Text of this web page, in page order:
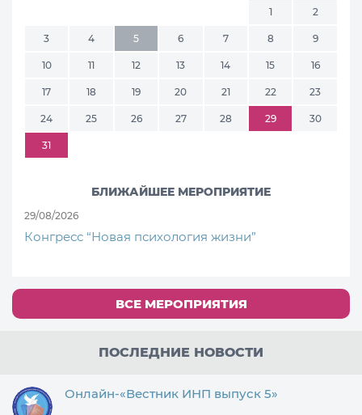
1 2
3 4 5 6 7 8 9
10 11 12 13 14 15 16
17 18 19 20 21 22 23
24 25 26 27 28 29 30
31
БЛИЖАЙШЕЕ МЕРОПРИЯТИЕ
29/08/2026
Конгресс “Новая психология жизни”
ВСЕ МЕРОПРИЯТИЯ
ПОСЛЕДНИЕ НОВОСТИ
Онлайн-«Вестник ИНП выпуск 5»